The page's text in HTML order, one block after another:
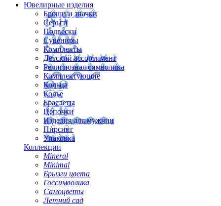
Ювелирные изделия
Броши и значки
Серьги
Подвески
Сувениры
Комплекты
Детский ассортимент
Религиозная символика
Комплектующие
Кольца
Колье
Браслеты
Цепочки
Изделия для мужчин
Пирсинг
Упаковка
Коллекции
Mineral
Minimal
Брызги цвета
Госсимволика
Самоцветы
Летний сад